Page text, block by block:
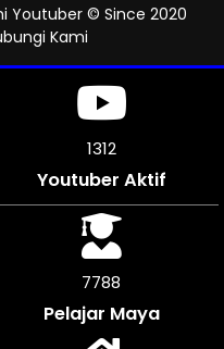
Youtuber © Since 2020
Kami
1312
Youtuber Aktif
8247
Pelajar Maya